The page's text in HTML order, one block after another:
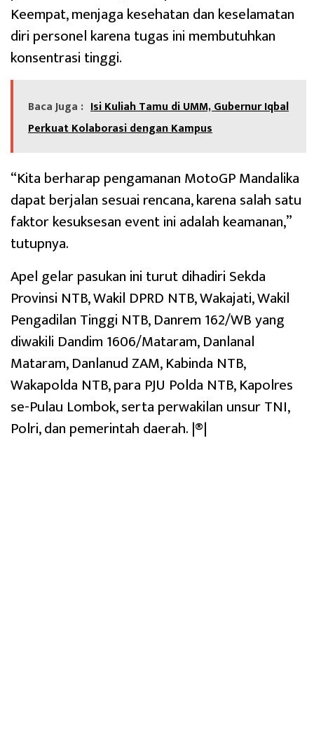
Keempat, menjaga kesehatan dan keselamatan
diri personel karena tugas ini membutuhkan
konsentrasi tinggi.
Baca Juga : Isi Kuliah Tamu di UMM, Gubernur Iqbal
Perkuat Kolaborasi dengan Kampus
“Kita berharap pengamanan MotoGP Mandalika
dapat berjalan sesuai rencana, karena salah satu
faktor kesuksesan event ini adalah keamanan,”
tutupnya.
Apel gelar pasukan ini turut dihadiri Sekda
Provinsi NTB, Wakil DPRD NTB, Wakajati, Wakil
Pengadilan Tinggi NTB, Danrem 162/WB yang
diwakili Dandim 1606/Mataram, Danlanal
Mataram, Danlanud ZAM, Kabinda NTB,
Wakapolda NTB, para PJU Polda NTB, Kapolres
se-Pulau Lombok, serta perwakilan unsur TNI,
Polri, dan pemerintah daerah. |®|